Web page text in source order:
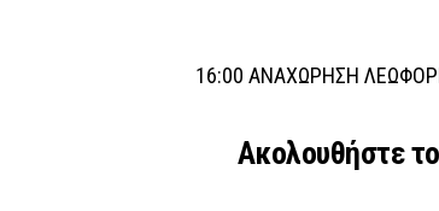
16:00 ΑΝΑΧΩΡΗΣΗ
Ακολουθήστε